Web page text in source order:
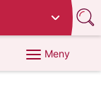
Meny